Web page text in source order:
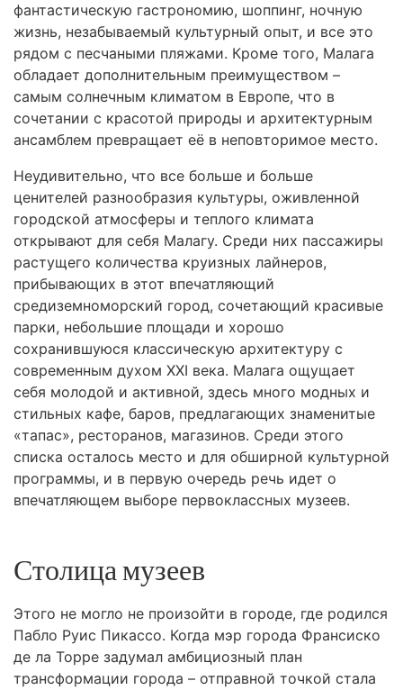
фантастическую гастрономию, шоппинг, ночную
жизнь, незабываемый культурный опыт, и все это
рядом с песчаными пляжами. Кроме того, Малага
обладает дополнительным преимуществом –
самым солнечным климатом в Европе, что в
сочетании с красотой природы и архитектурным
ансамблем превращает её в неповторимое место.
Неудивительно, что все больше и больше
ценителей разнообразия культуры, оживленной
городской атмосферы и теплого климата
открывают для себя Малагу. Среди них пассажиры
растущего количества круизных лайнеров,
прибывающих в этот впечатляющий
средиземноморский город, сочетающий красивые
парки, небольшие площади и хорошо
сохранившуюся классическую архитектуру с
современным духом XXI века. Малага ощущает
себя молодой и активной, здесь много модных и
стильных кафе, баров, предлагающих знаменитые
«тапас», ресторанов, магазинов. Среди этого
списка осталось место и для обширной культурной
программы, и в первую очередь речь идет о
впечатляющем выборе первоклассных музеев.
Столица музеев
Этого не могло не произойти в городе, где родился
Пабло Руис Пикассо. Когда мэр города Франсиско
де ла Торре задумал амбициозный план
трансформации города – отправной точкой стала